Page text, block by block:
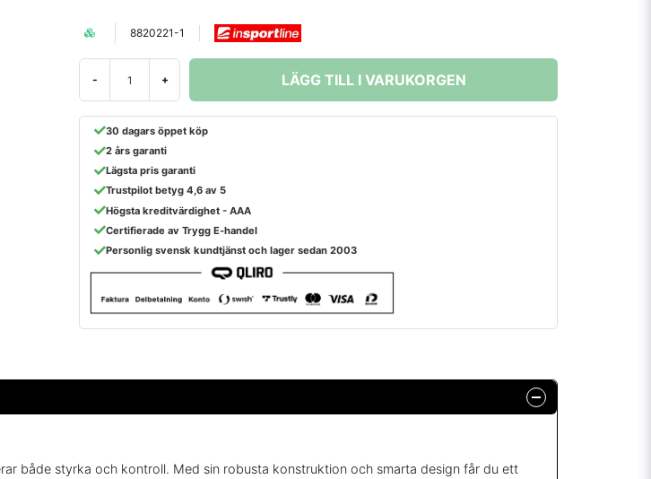
8820221-1
- + LÄGG TILL I VARUKORGEN
30 dagars öppet köp
2 års garanti
Lägsta pris garanti
Trustpilot betyg 4,6 av 5
Högsta kreditvärdighet - AAA
Certifierade av Trygg E-handel
Personlig svensk kundtjänst och lager sedan 2003
både styrka och kontroll. Med sin robusta konstruktion och smarta design får du ett